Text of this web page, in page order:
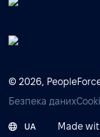
© 2026,
Безпека даних
UA Made